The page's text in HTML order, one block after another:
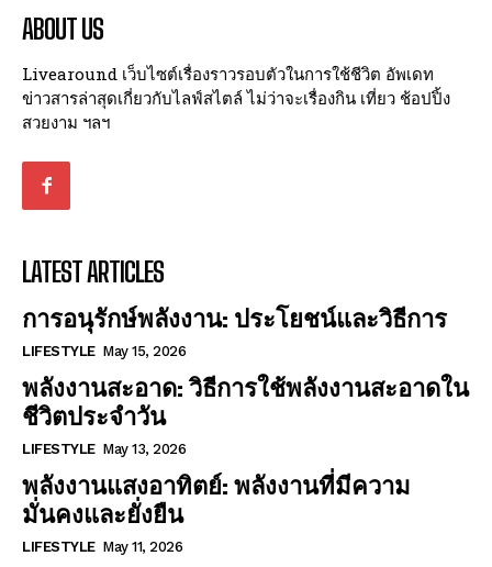
ABOUT US
Livearound เว็บไซต์เรื่องราวรอบตัวในการใช้ชีวิต อัพเดท
ข่าวสารล่าสุดเกี่ยวกับไลฟ์สไตล์ ไม่ว่าจะเรื่องกิน เที่ยว ช้อปปิ้ง
สวยงาม ฯลฯ
LATEST ARTICLES
การอนุรักษ์พลังงาน: ประโยชน์และวิธีการ
LIFESTYLE May 15, 2026
พลังงานสะอาด: วิธีการใช้พลังงานสะอาดใน
ชีวิตประจำวัน
LIFESTYLE May 13, 2026
พลังงานแสงอาทิตย์: พลังงานที่มีความ
มั่นคงและยั่งยืน
LIFESTYLE May 11, 2026